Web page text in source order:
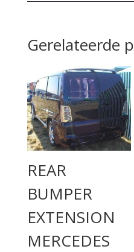
Gerelateerde
REAR
BUMPER
EXTENSION
MERCEDES